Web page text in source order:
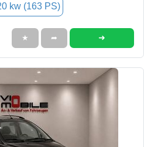
kw (163 PS)
★ ➦ ➜